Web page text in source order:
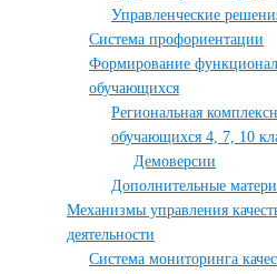
Управленческие
Система профориентации
Формирование
обучающихся
Региональная
обучающихся 4, 7, 10
Демоверсии
Дополнительные
Механизмы управления
деятельности
Система мониторинга